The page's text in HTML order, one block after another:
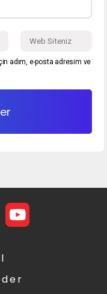
adım, e-posta adresim ve